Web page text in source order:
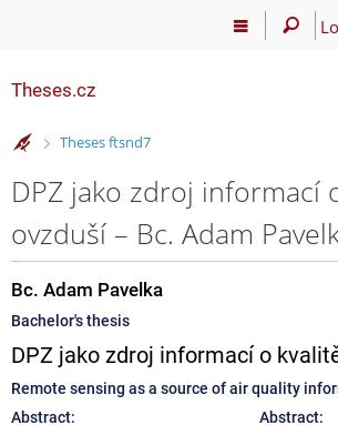
Theses.cz
>
Theses ftsnd7
DPZ jako zdroj informací
ovzduší – Bc. Adam
Bc. Adam Pavelka
Bachelor's thesis
DPZ jako zdroj informací o
Remote sensing as a source of air quality
Abstract:
Abstract: